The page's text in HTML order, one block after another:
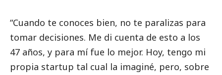
“Cuando te conoces bien, no te paralizas para
tomar decisiones. Me di cuenta de esto a los
47 años, y para mí fue lo mejor. Hoy, tengo mi
propia startup tal cual la imaginé, pero, sobre